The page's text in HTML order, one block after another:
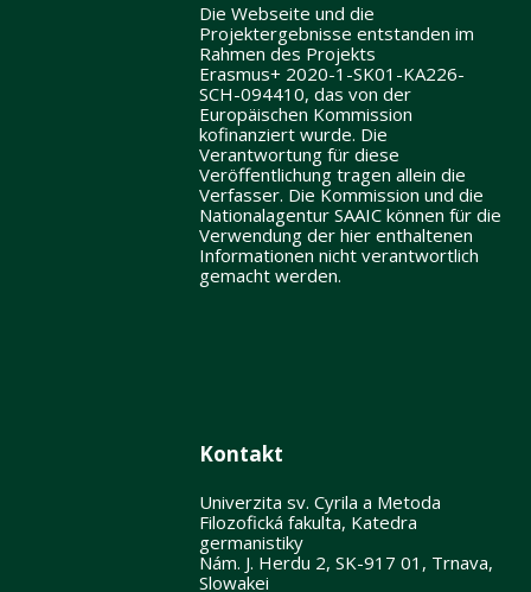
Die Webseite und die
Projektergebnisse entstanden im
Rahmen des Projekts
Erasmus+ 2020-1-SK01-KA226-
SCH-094410, das von der
Europäischen Kommission
kofinanziert wurde. Die
Verantwortung für diese
Veröffentlichung tragen allein die
Verfasser. Die Kommission und die
Nationalagentur SAAIC können für die
Verwendung der hier enthaltenen
Informationen nicht verantwortlich
gemacht werden.
Kontakt
Univerzita sv. Cyrila a Metoda
Filozofická fakulta, Katedra
germanistiky
Nám. J. Herdu 2, SK-917 01, Trnava,
Slowakei